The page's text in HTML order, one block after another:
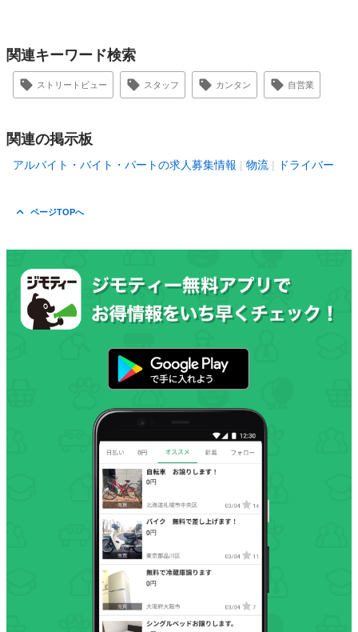
関連キーワード検索
ストリートビュー スタッフ カンタン 自営業
関連の掲示板
アルバイト・バイト・パートの求人募集情報 物流 ドライバー
ページTOPへ